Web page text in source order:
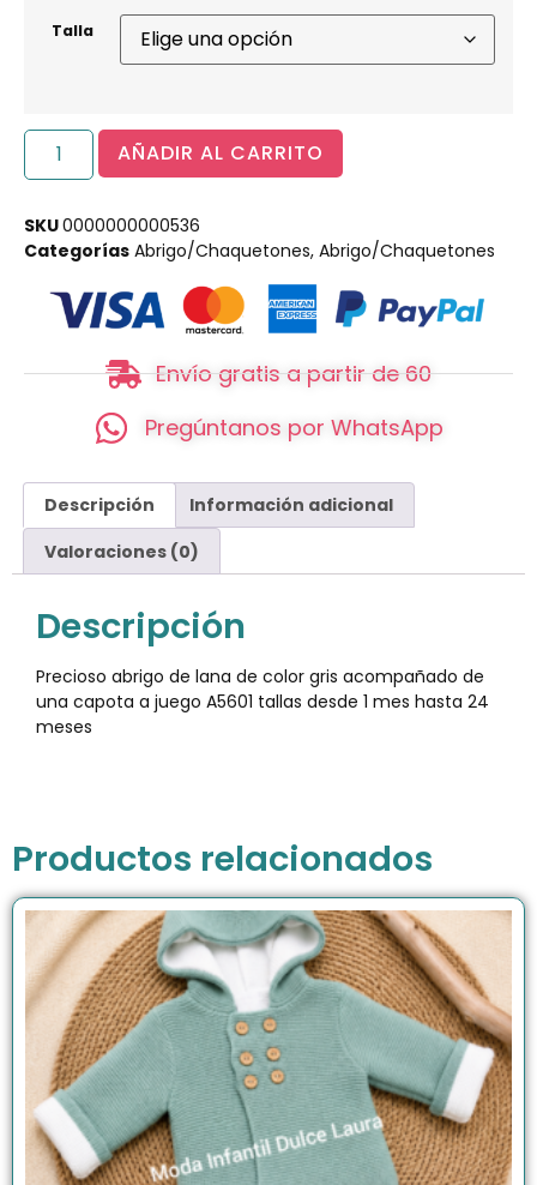
Talla
AÑADIR AL CARRITO
SKU0000000000536
Categorías Abrigo/Chaquetones, Abrigo/Chaquetones
Envío gratis a partir de 60
Pregúntanos por WhatsApp
Descripción
Información adicional
Valoraciones (0)
Descripción
Precioso abrigo de lana de color gris acompañado de
una capota a juego A5601 tallas desde 1 mes hasta 24
meses
Productos relacionados